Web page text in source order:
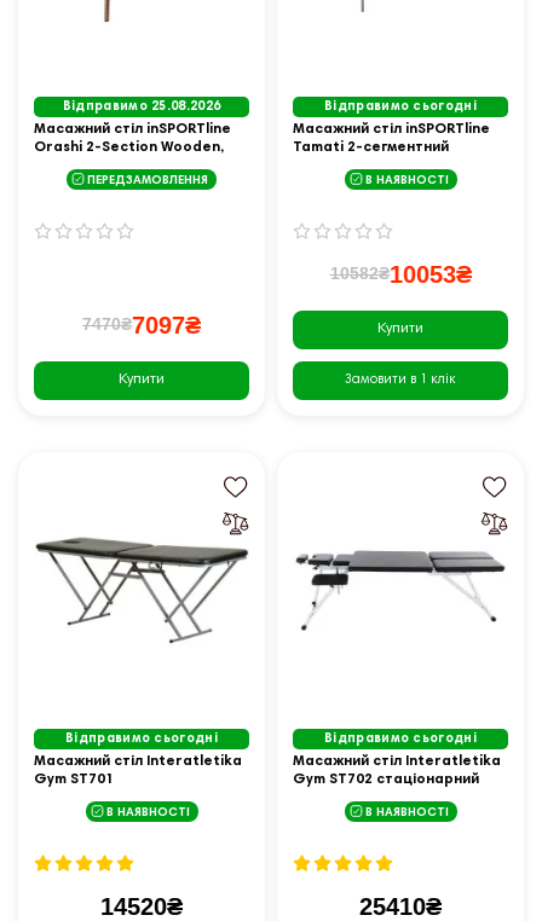
Відправимо 25.08.2026
Масажний стіл inSPORTline
Orashi 2-Section Wooden,
ПЕРЕДЗАМОВЛЕННЯ
7470₴7097₴
Купити
Відправимо сьогодні
Масажний стіл inSPORTline
Tamati 2-сегментний
В НАЯВНОСТІ
10582₴10053₴
Купити
Замовити в 1 клік
Відправимо сьогодні
Масажний стіл Interatletika
Gym ST701
В НАЯВНОСТІ
14520₴
Відправимо сьогодні
Масажний стіл Interatletika
Gym ST702 стаціонарний
В НАЯВНОСТІ
25410₴